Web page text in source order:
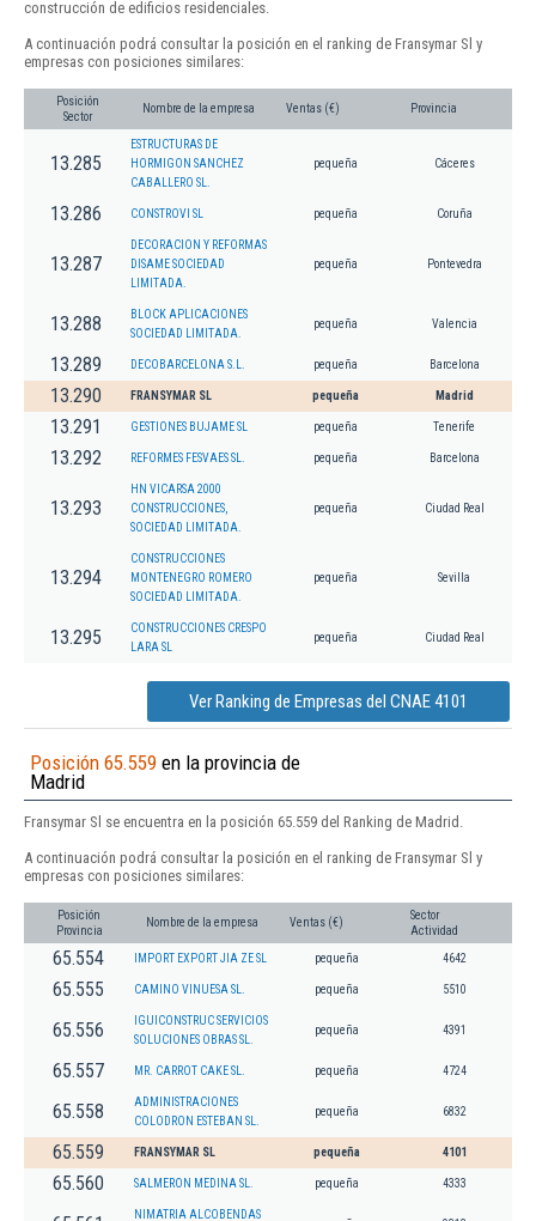
construcción de edificios residenciales.
A continuación podrá consultar la posición en el ranking de Fransymar Sl y
empresas con posiciones similares:
Posición
Sector
Nombre de la empresa Ventas (€) Provincia
13.285
ESTRUCTURAS DE
HORMIGON SANCHEZ
CABALLERO SL.
pequeña Cáceres
13.286 CONSTROVI SL pequeña Coruña
13.287
DECORACION Y REFORMAS
DISAME SOCIEDAD
LIMITADA.
pequeña Pontevedra
13.288
BLOCK APLICACIONES
SOCIEDAD LIMITADA.
pequeña Valencia
13.289 DECOBARCELONA S.L. pequeña Barcelona
13.290 FRANSYMAR SL pequeña Madrid
13.291 GESTIONES BUJAME SL pequeña Tenerife
13.292 REFORMES FESVAES SL. pequeña Barcelona
13.293
HN VICARSA 2000
CONSTRUCCIONES,
SOCIEDAD LIMITADA.
pequeña Ciudad Real
13.294
CONSTRUCCIONES
MONTENEGRO ROMERO
SOCIEDAD LIMITADA.
pequeña Sevilla
13.295
CONSTRUCCIONES CRESPO
LARA SL
pequeña Ciudad Real
Ver Ranking de Empresas del CNAE 4101
Posición 65.559 en la provincia de
Madrid
Fransymar Sl se encuentra en la posición 65.559 del Ranking de Madrid.
A continuación podrá consultar la posición en el ranking de Fransymar Sl y
empresas con posiciones similares:
Posición
Provincia
Nombre de la empresa Ventas (€)
Sector
Actividad
65.554 IMPORT EXPORT JIA ZE SL pequeña 4642
65.555 CAMINO VINUESA SL. pequeña 5510
65.556
IGUICONSTRUC SERVICIOS
SOLUCIONES OBRAS SL.
pequeña 4391
65.557 MR. CARROT CAKE SL. pequeña 4724
65.558
ADMINISTRACIONES
COLODRON ESTEBAN SL.
pequeña 6832
65.559 FRANSYMAR SL pequeña 4101
65.560 SALMERON MEDINA SL. pequeña 4333
NIMATRIA ALCOBENDAS